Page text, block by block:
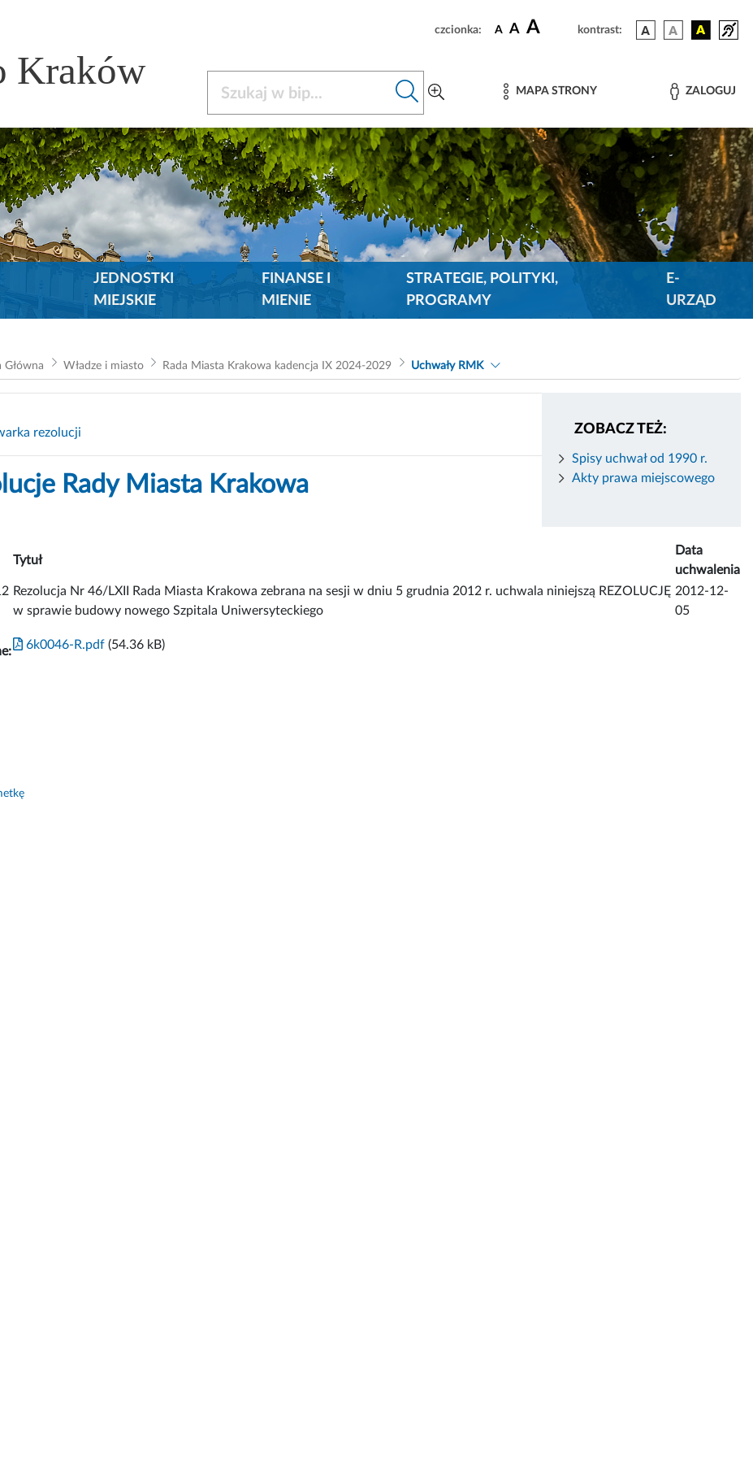
czcionka: A A A kontrast:
Kraków MAPA STRONY ZALOGUJ
JEDNOSTKI
MIEJSKIE
FINANSE I
MIENIE
STRATEGIE, POLITYKI,
PROGRAMY
E-
URZĄD
Główna Władze i miasto Rada Miasta Krakowa kadencja IX 2024-2029 Uchwały RMK
ZOBACZ TEŻ:
Spisy uchwał od 1990 r.
Akty prawa miejscowego
rezolucji
Rady Miasta Krakowa
Tytuł
Data
uchwalenia
Rezolucja Nr 46/LXII Rada Miasta Krakowa zebrana na sesji w dniu 5 grudnia 2012 r. uchwala niniejszą REZOLUCJĘ
w sprawie budowy nowego Szpitala Uniwersyteckiego
2012-12-
05
6k0046-R.pdf (54.36 kB)